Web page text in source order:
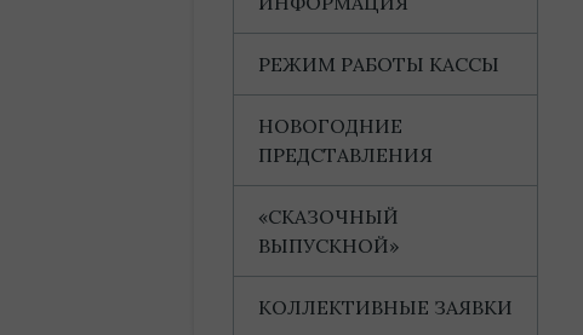
РЕЖИМ РАБОТЫ КАССЫ
НОВОГОДНИЕ
ПРЕДСТАВЛЕНИЯ
«СКАЗОЧНЫЙ
ВЫПУСКНОЙ»
КОЛЛЕКТИВНЫЕ ЗАЯВКИ